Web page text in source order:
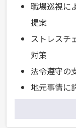
職場巡視に
提案
ストレスチ
対策
法令遵守の
地元事情に